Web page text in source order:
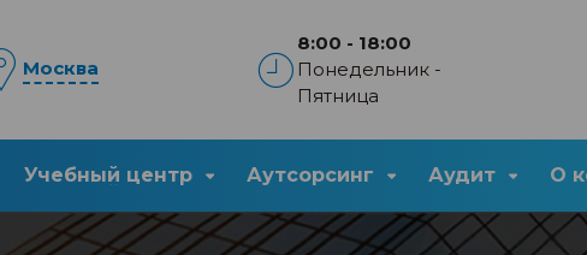
Москва
8:00 - 18:00
Понедельник -
Пятница
Учебный центр Аутсорсинг Аудит О